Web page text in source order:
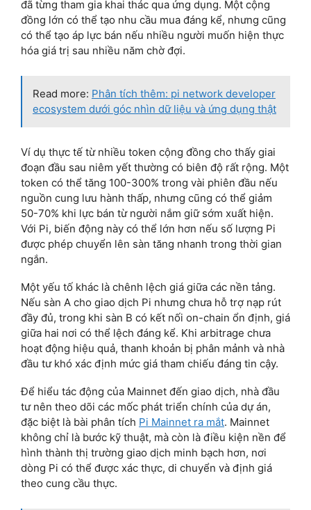
đã từng tham gia khai thác qua ứng dụng. Một cộng
đồng lớn có thể tạo nhu cầu mua đáng kể, nhưng cũng
có thể tạo áp lực bán nếu nhiều người muốn hiện thực
hóa giá trị sau nhiều năm chờ đợi.
Read more: Phân tích thêm: pi network developer
ecosystem dưới góc nhìn dữ liệu và ứng dụng thật
Ví dụ thực tế từ nhiều token cộng đồng cho thấy giai
đoạn đầu sau niêm yết thường có biên độ rất rộng. Một
token có thể tăng 100-300% trong vài phiên đầu nếu
nguồn cung lưu hành thấp, nhưng cũng có thể giảm
50-70% khi lực bán từ người nắm giữ sớm xuất hiện.
Với Pi, biến động này có thể lớn hơn nếu số lượng Pi
được phép chuyển lên sàn tăng nhanh trong thời gian
ngắn.
Một yếu tố khác là chênh lệch giá giữa các nền tảng.
Nếu sàn A cho giao dịch Pi nhưng chưa hỗ trợ nạp rút
đầy đủ, trong khi sàn B có kết nối on-chain ổn định, giá
giữa hai nơi có thể lệch đáng kể. Khi arbitrage chưa
hoạt động hiệu quả, thanh khoản bị phân mảnh và nhà
đầu tư khó xác định mức giá tham chiếu đáng tin cậy.
Để hiểu tác động của Mainnet đến giao dịch, nhà đầu
tư nên theo dõi các mốc phát triển chính của dự án,
đặc biệt là bài phân tích Pi Mainnet ra mắt. Mainnet
không chỉ là bước kỹ thuật, mà còn là điều kiện nền để
hình thành thị trường giao dịch minh bạch hơn, nơi
dòng Pi có thể được xác thực, di chuyển và định giá
theo cung cầu thực.